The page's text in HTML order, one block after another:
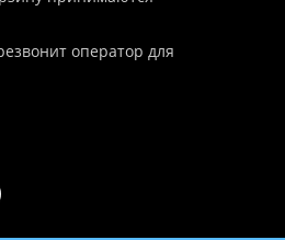
оператор для